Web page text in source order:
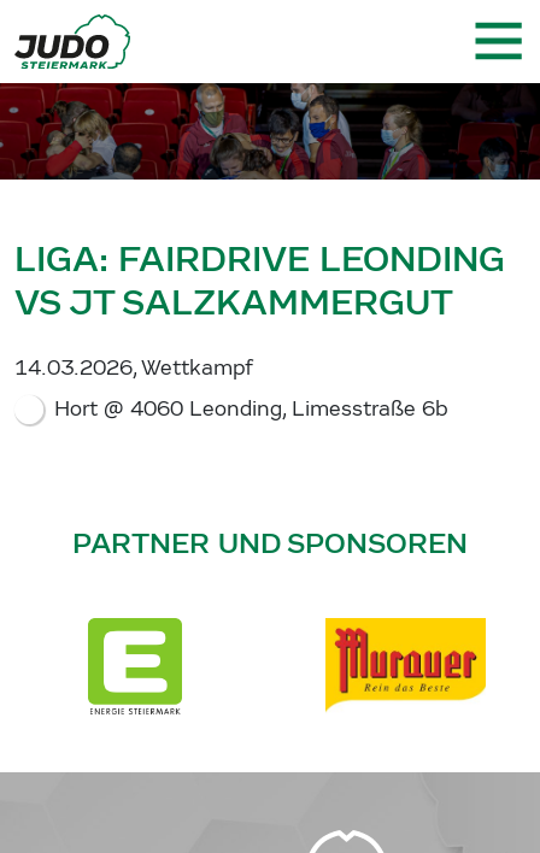
LIGA: FAIRDRIVE LEONDING
VS JT SALZKAMMERGUT
14.03.2026, Wettkampf
Hort @ 4060 Leonding, Limesstraße 6b
PARTNER UND SPONSOREN